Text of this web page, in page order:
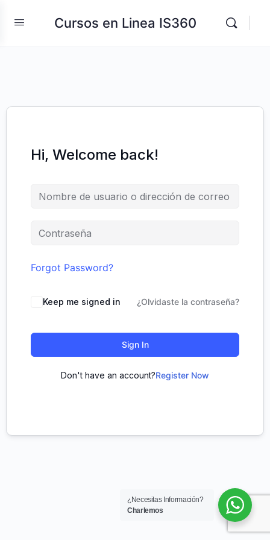
Cursos en Linea IS360
Hi, Welcome back!
Forgot Password?
Keep me signed in ¿Olvidaste la contraseña?
Sign In
Don't have an account?Register Now
¿Necesitas Información?
Charlemos